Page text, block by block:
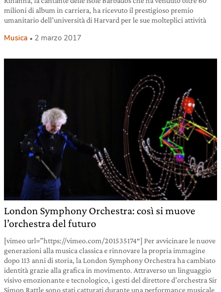
milioni di album in carriera, ha ricevuto il prestigioso premio
umanitario dell’università di Harvard per le sue molteplici attività
Musica 2 marzo 2017
London Symphony Orchestra: così si muove
l’orchestra del futuro
[vimeo url=”https://vimeo.com/201535174″] Per avvicinare le nuove
generazioni alla musica classica e rinnovare la propria immagine
dopo 113 anni di storia, la London Symphony Orchestra ha cambiato
identità grazie alla grafica in movimento. Attraverso un linguaggio
visivo emozionante e tecnologico, i gesti del direttore d’orchestra Sir
Simon Rattle sono stati catturati durante una performance musicale